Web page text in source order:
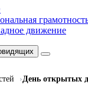
движение
День открытых